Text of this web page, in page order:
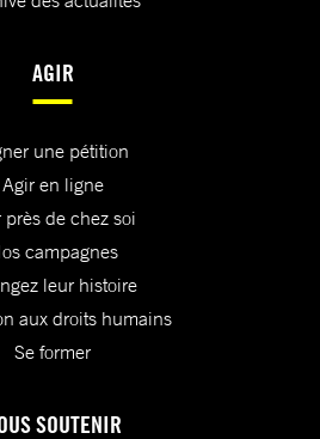
AGIR
une pétition
Agir en ligne
près de chez soi
campagnes
leur histoire
aux droits humains
Se former
SOUTENIR